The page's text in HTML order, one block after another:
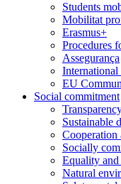
Students
Mobilitat
Erasmus+
Procedures
Assegurança
International
EU
Social commitment
Sustainable
Cooperation
Socially
Equality
Natural